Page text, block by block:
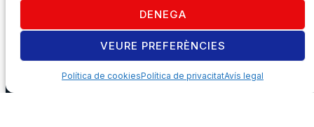
DENEGA
VEURE PREFERÈNCIES
Política de cookiesPolítica de privacitatAvís legal
Contacta'ns
Ctra. d'Alp a Bellver Km 6
Prats i Sansor, Lleida
info@hotelpladelpi.cat